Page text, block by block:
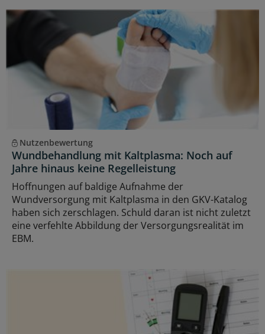
Nutzenbewertung
Wundbehandlung mit Kaltplasma: Noch auf
Jahre hinaus keine Regelleistung
Hoffnungen auf baldige Aufnahme der
Wundversorgung mit Kaltplasma in den GKV-Katalog
haben sich zerschlagen. Schuld daran ist nicht zuletzt
eine verfehlte Abbildung der Versorgungsrealität im
EBM.